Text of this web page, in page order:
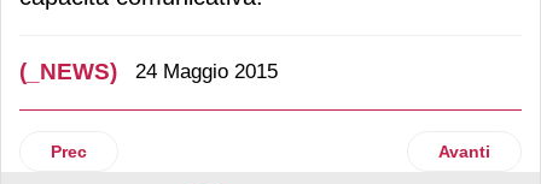
(_NEWS) 24 Maggio 2015
Articolo precedente: My Car si rifà il look
Prec Articolo
Avanti